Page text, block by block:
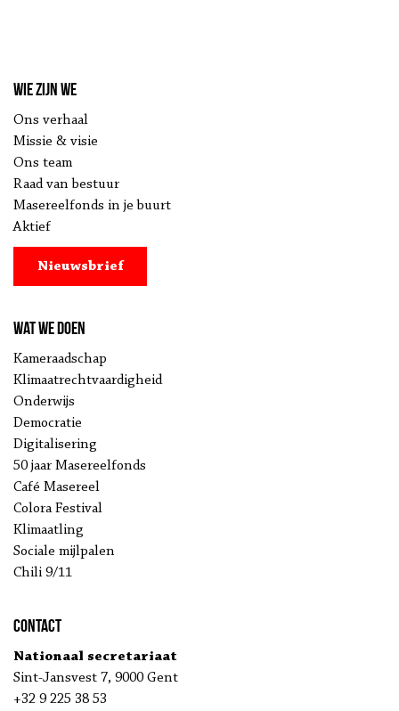
Wie zijn we
Ons verhaal
Missie & visie
Ons team
Raad van bestuur
Masereelfonds in je buurt
Aktief
Nieuwsbrief
Wat we doen
Kameraadschap
Klimaatrechtvaardigheid
Onderwijs
Democratie
Digitalisering
50 jaar Masereelfonds
Café Masereel
Colora Festival
Klimaatling
Sociale mijlpalen
Chili 9/11
Contact
Nationaal secretariaat
Sint-Jansvest 7, 9000 Gent
+32 9 225 38 53